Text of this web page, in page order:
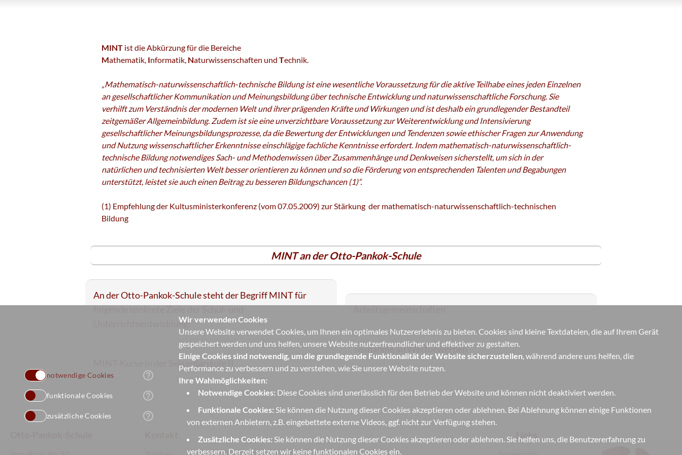
notwendige Cookies help_outline
funktionale Cookies help_outline
zusätzliche Cookies help_outline
Wir verwenden Cookies
Unsere Website verwendet Cookies, um Ihnen ein optimales Nutzererlebnis zu bieten. Cookies sind kleine Textdateien, die auf Ihrem Gerät
gespeichert werden und uns helfen, unsere Website nutzerfreundlicher und effektiver zu gestalten.
Einige Cookies sind notwendig, um die grundlegende Funktionalität der Website sicherzustellen, während andere uns helfen, die
Performance zu verbessern und zu verstehen, wie Sie unsere Website nutzen.
Ihre Wahlmöglichkeiten:
Notwendige Cookies: Diese Cookies sind unerlässlich für den Betrieb der Website und können nicht deaktiviert werden.
Funktionale Cookies: Sie können die Nutzung dieser Cookies akzeptieren oder ablehnen. Bei Ablehnung können einige Funktionen
von externen Anbietern, z.B. eingebettete externe Videos, ggf. nicht zur Verfügung stehen.
Zusätzliche Cookies: Sie können die Nutzung dieser Cookies akzeptieren oder ablehnen. Sie helfen uns, die Benutzererfahrung zu
verbessern. Derzeit setzen wir keine funktionalen Cookies ein.
MINT ist die Abkürzung für die Bereiche
Mathematik, Informatik, Naturwissenschaften undTechnik.
„Mathematisch-naturwissenschaftlich-technische Bildung ist eine wesentliche Voraussetzung für die aktive Teilhabe eines jeden Einzelnen
an gesellschaftlicher Kommunikation und Meinungsbildung über technische Entwicklung und naturwissenschaftliche Forschung. Sie
verhilft zum Verständnis der modernen Welt und ihrer prägenden Kräfte und Wirkungen und ist deshalb ein grundlegender Bestandteil
zeitgemäßer Allgemeinbildung. Zudem ist sie eine unverzichtbare Voraussetzung zur Weiterentwicklung und Intensivierung
gesellschaftlicher Meinungsbildungsprozesse, da die Bewertung der Entwicklungen und Tendenzen sowie ethischer Fragen zur Anwendung
und Nutzung wissenschaftlicher Erkenntnisse einschlägige fachliche Kenntnisse erfordert. Indem mathematisch-naturwissenschaftlich-
technische Bildung notwendiges Sach- und Methodenwissen über Zusammenhänge und Denkweisen sicherstellt, um sich in der
natürlichen und technisierten Welt besser orientieren zu können und so die Förderung von entsprechenden Talenten und Begabungen
unterstützt, leistet sie auch einen Beitrag zu besseren Bildungschancen (1)“.
(1) Empfehlung der Kultusministerkonferenz (vom 07.05.2009) zur Stärkung der mathematisch-naturwissenschaftlich-technischen
Bildung
MINT an der Otto-Pankok-Schule
An der Otto-Pankok-Schule steht der Begriff MINT für
Unterrichtsentwicklung:
MINT-Kurse in der Sekundarstufe II
Teilnahme an Wettbewerben
Links